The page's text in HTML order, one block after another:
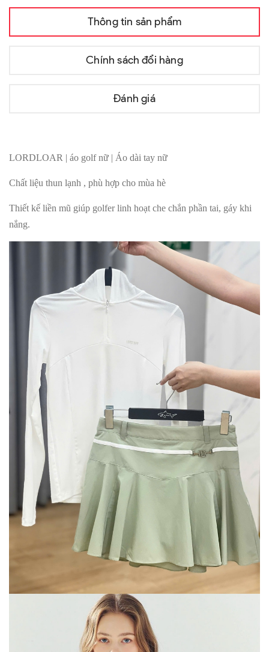
Thông tin sản phẩm
Chính sách đổi hàng
Đánh giá
LORDLOAR | áo golf nữ | Áo dài tay nữ
Chất liệu thun lạnh , phù hợp cho mùa hè
Thiết kế liền mũ giúp golfer linh hoạt che chắn phần tai, gáy khi
nắng.